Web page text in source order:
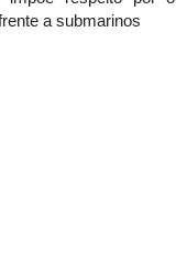
a submarinos